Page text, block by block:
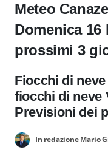
Meteo
Domenica 16
prossimi 3
Fiocchi di
fiocchi di neve
Previsioni dei
In redazione Mario